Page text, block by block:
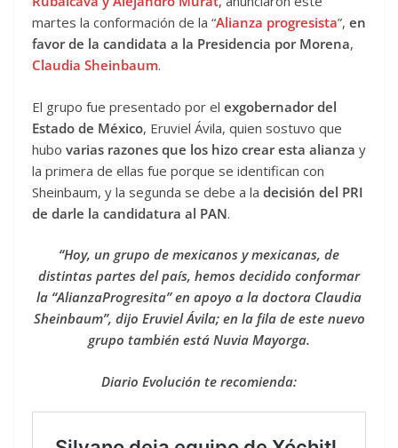
martes la conformación de la “Alianza progresista”, en
favor de la candidata a la Presidencia por Morena,
Claudia Sheinbaum.
El grupo fue presentado por el exgobernador del
Estado de México, Eruviel Ávila, quien sostuvo que
hubo varias razones que los hizo crear esta alianza y
la primera de ellas fue porque se identifican con
Sheinbaum, y la segunda se debe a la decisión del PRI
de darle la candidatura al PAN.
“Hoy, un grupo de mexicanos y mexicanas, de
distintas partes del país, hemos decidido conformar
la “AlianzaProgresita” en apoyo a la doctora Claudia
Sheinbaum”, dijo Eruviel Ávila; en la fila de este nuevo
grupo también está Nuvia Mayorga.
Diario Evolución te recomienda: